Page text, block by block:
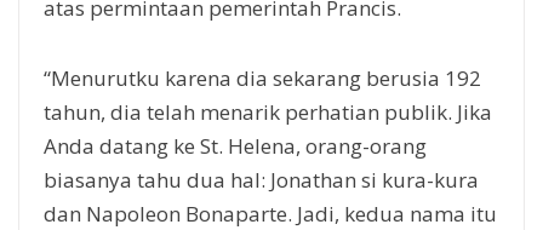
atas permintaan pemerintah Prancis.
“Menurutku karena dia sekarang berusia 192
tahun, dia telah menarik perhatian publik. Jika
Anda datang ke St. Helena, orang-orang
biasanya tahu dua hal: Jonathan si kura-kura
dan Napoleon Bonaparte. Jadi, kedua nama itu